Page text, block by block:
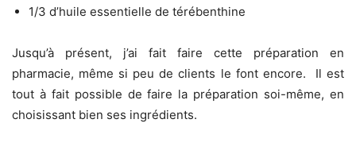
1/3 d’huile essentielle de térébenthine
Jusqu’à présent, j’ai fait faire cette préparation en
pharmacie, même si peu de clients le font encore. Il est
tout à fait possible de faire la préparation soi-même, en
choisissant bien ses ingrédients.